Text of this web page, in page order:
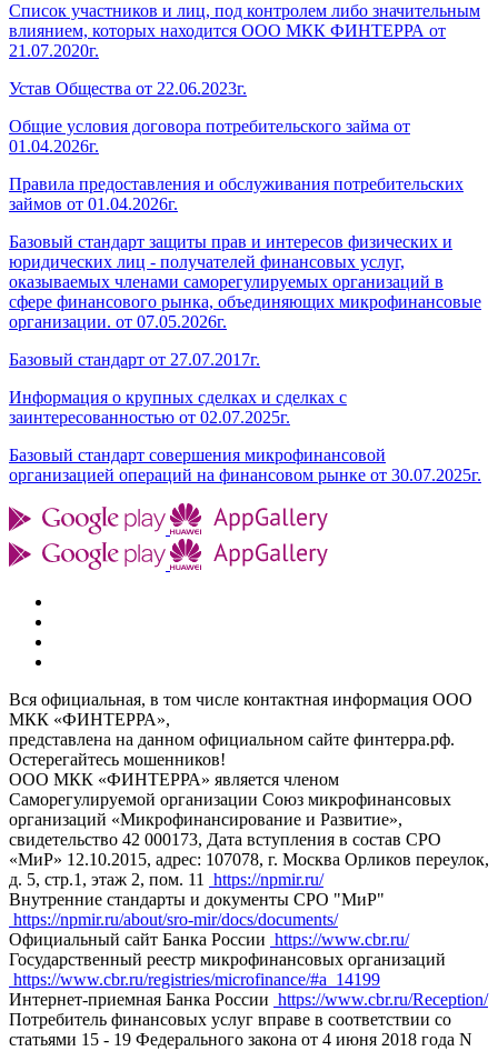
Список участников и лиц, под контролем либо значительным
влиянием, которых находится ООО МКК ФИНТЕРРА от
21.07.2020г.
Устав Общества от 22.06.2023г.
Общие условия договора потребительского займа от
01.04.2026г.
Правила предоставления и обслуживания потребительских
займов от 01.04.2026г.
Базовый стандарт защиты прав и интересов физических и
юридических лиц - получателей финансовых услуг,
оказываемых членами саморегулируемых организаций в
сфере финансового рынка, объединяющих микрофинансовые
организации. от 07.05.2026г.
Базовый стандарт от 27.07.2017г.
Информация о крупных сделках и сделках с
заинтересованностью от 02.07.2025г.
Базовый стандарт совершения микрофинансовой
организацией операций на финансовом рынке от 30.07.2025г.
Вся официальная, в том числе контактная информация ООО
МКК «ФИНТЕРРА»,
представлена на данном официальном сайте финтерра.рф.
Остерегайтесь мошенников!
ООО МКК «ФИНТЕРРА» является членом
Саморегулируемой организации Союз микрофинансовых
организаций «Микрофинансирование и Развитие»,
свидетельство 42 000173, Дата вступления в состав СРО
«МиР» 12.10.2015, адрес: 107078, г. Москва Орликов переулок,
д. 5, стр.1, этаж 2, пом. 11
https://npmir.ru/
Внутренние стандарты и документы СРО "МиР"
https://npmir.ru/about/sro-mir/docs/documents/
Официальный сайт Банка России https://www.cbr.ru/
Государственный реестр микрофинансовых организаций
https://www.cbr.ru/registries/microfinance/#a_14199
Интернет-приемная Банка России https://www.cbr.ru/Reception/
Потребитель финансовых услуг вправе в соответствии со
статьями 15 - 19 Федерального закона от 4 июня 2018 года N